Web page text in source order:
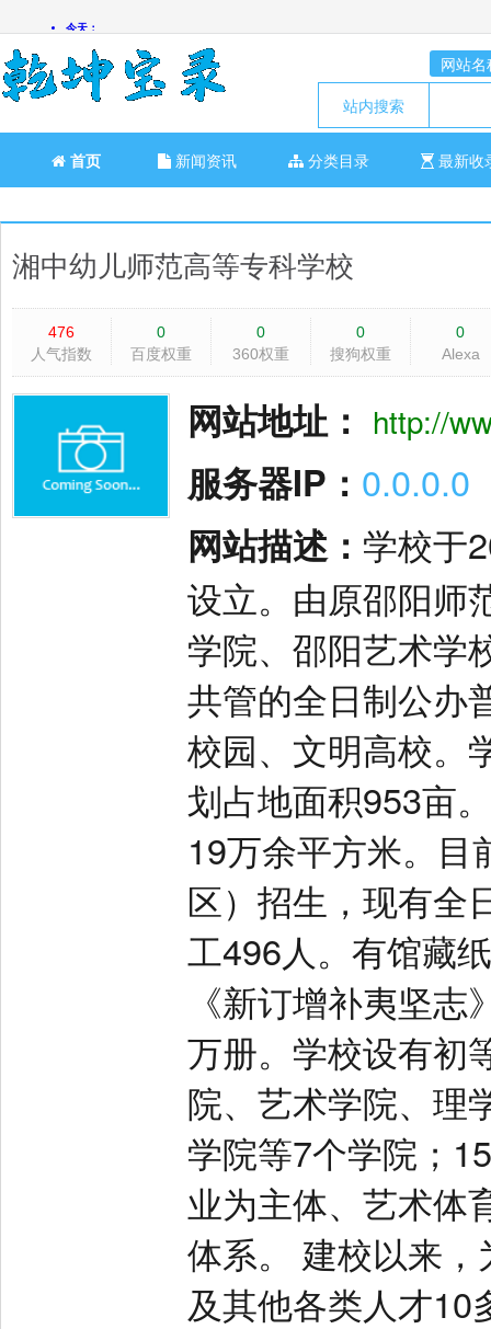
网站名
站内搜索
首页 新闻资讯 分类目录 最新收
湘中幼儿师范高等专科学校
476
人气指数
0
百度权重
0
360权重
0
搜狗权重
0
Alexa
网站地址： http://
服务器IP： 0.0.0.0
网站描述： 学校于
设立。由原邵阳师
学院、邵阳艺术学
共管的全日制公办
校园、文明高校。
划占地面积953亩
19万余平方米。目
区）招生，现有全
工496人。有馆藏
《新订增补夷坚
万册。学校设有初
院、艺术学院、理
学院等7个学院；
业为主体、艺术体
体系。 建校以来
及其他各类人才10